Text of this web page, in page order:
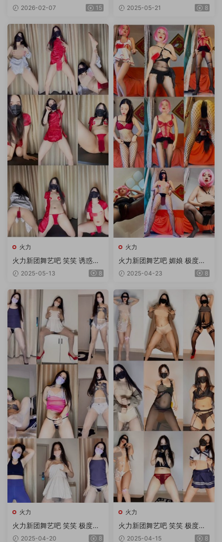
顶臀摇摆极度诱惑顶胯热舞 4
2026-02-07 15
惑顶胯热舞 第38期 10V/1.92
2025-05-21 8
火力
火力新团舞艺吧 笑笑 诱惑顶
胯热舞 第9期 5V
2025-05-13 8
火力
火力新团舞艺吧 媚娘 极度诱
惑顶胯热舞 第30期 10V/1.75
2025-04-23 8
火力
火力新团舞艺吧 笑笑 极度诱
惑顶胯热舞 第37期 10V/1.6G
2025-04-20 8
火力
火力新团舞艺吧 笑笑 极度诱
惑顶胯热舞 第34期 10V/1.78
2025-04-15 8